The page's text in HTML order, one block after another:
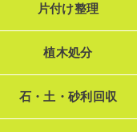
片付け整理
植木処分
石・土・砂利回収